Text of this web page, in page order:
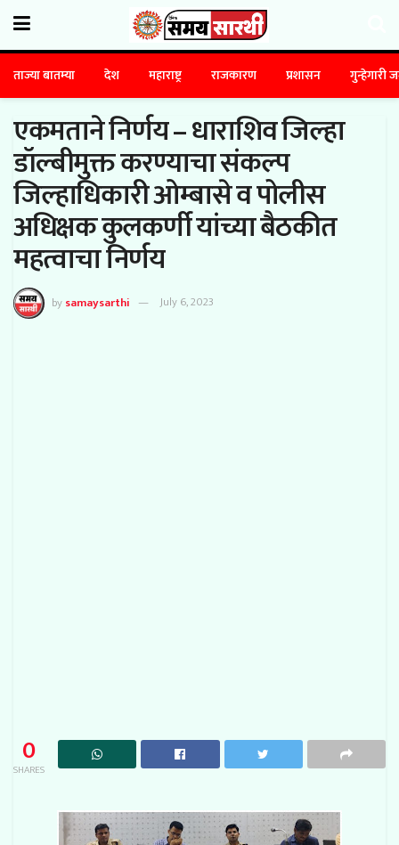
ताज्या बातम्या देश महाराष्ट्र राजकारण प्रशासन गुन्हेगारी
एकमताने निर्णय – धाराशिव जिल्हा
डॉल्बीमुक्त करण्याचा संकल्प
जिल्हाधिकारी ओम्बासे व पोलीस
अधिक्षक कुलकर्णी यांच्या बैठकीत
महत्वाचा निर्णय
bysamaysarthi July 6, 2023
0
SHARES